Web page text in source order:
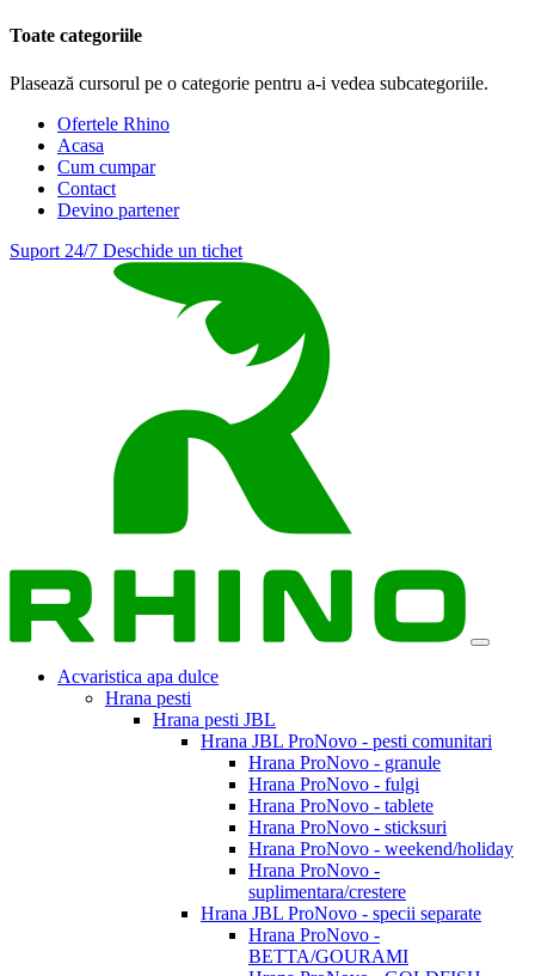
Toate categoriile
Plasează cursorul pe o categorie pentru a-i vedea subcategoriile.
Ofertele Rhino
Acasa
Cum cumpar
Contact
Devino partener
Suport 24/7 Deschide un tichet
Acvaristica apa dulce
Hrana pesti
Hrana pesti JBL
Hrana JBL ProNovo - pesti comunitari
Hrana ProNovo - granule
Hrana ProNovo - fulgi
Hrana ProNovo - tablete
Hrana ProNovo - sticksuri
Hrana ProNovo - weekend/holiday
Hrana ProNovo -
suplimentara/crestere
Hrana JBL ProNovo - specii separate
Hrana ProNovo -
BETTA/GOURAMI